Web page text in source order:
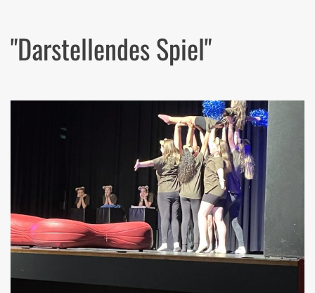
"Darstellendes Spiel"